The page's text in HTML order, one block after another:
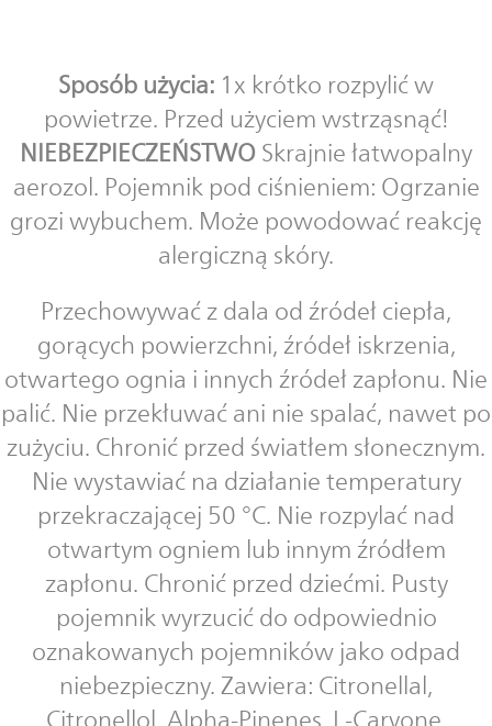
Sposób użycia: 1x krótko rozpylić w
powietrze. Przed użyciem wstrząsnąć!
NIEBEZPIECZEŃSTWO Skrajnie łatwopalny
aerozol. Pojemnik pod ciśnieniem: Ogrzanie
grozi wybuchem. Może powodować reakcję
alergiczną skóry.
Przechowywać z dala od źródeł ciepła,
gorących powierzchni, źródeł iskrzenia,
otwartego ognia i innych źródeł zapłonu. Nie
palić. Nie przekłuwać ani nie spalać, nawet po
zużyciu. Chronić przed światłem słonecznym.
Nie wystawiać na działanie temperatury
przekraczającej 50 °C. Nie rozpylać nad
otwartym ogniem lub innym źródłem
zapłonu. Chronić przed dziećmi. Pusty
pojemnik wyrzucić do odpowiednio
oznakowanych pojemników jako odpad
niebezpieczny. Zawiera: Citronellal,
Citronellol, Alpha-Pinenes, L-Carvone,